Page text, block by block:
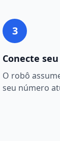
3
Conecte
O robô
seu número